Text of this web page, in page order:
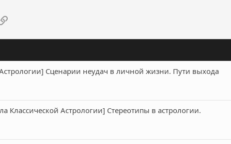
почта
Сценарии неудач в личной жизни. Пути выхода
Классической Астрологии] Стереотипы в астрологии.